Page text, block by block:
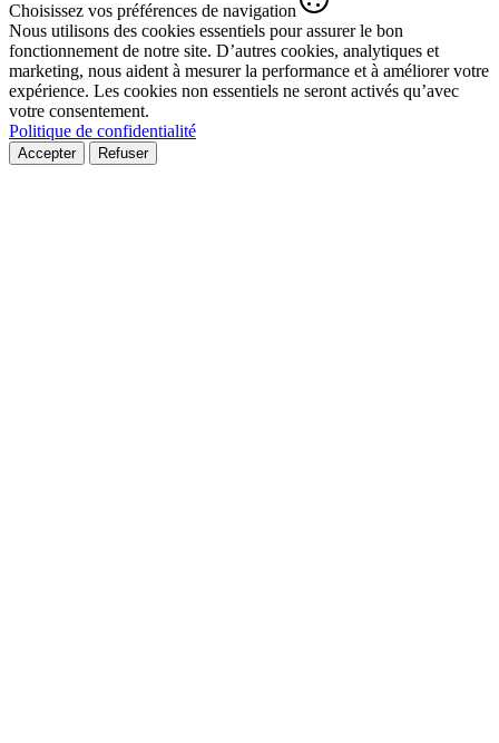
Choisissez vos préférences de navigation
Nous utilisons des cookies essentiels pour assurer le bon
fonctionnement de notre site. D’autres cookies, analytiques et
marketing, nous aident à mesurer la performance et à améliorer votre
expérience. Les cookies non essentiels ne seront activés qu’avec
votre consentement.
Politique de confidentialité
Accepter Refuser